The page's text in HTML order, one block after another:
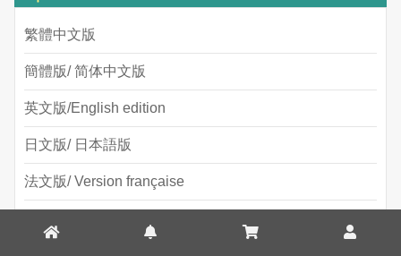
繁體中文版
簡體版/ 简体中文版
英文版/English edition
日文版/ 日本語版
法文版/ Version française